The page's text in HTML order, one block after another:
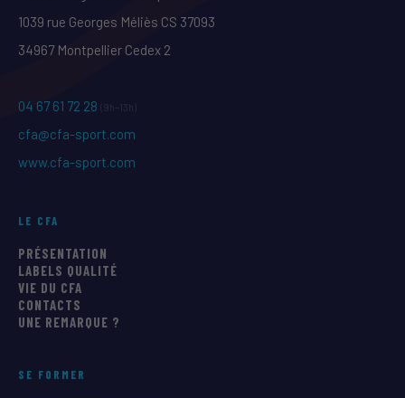
1039 rue Georges Méliès CS 37093
34967 Montpellier Cedex 2
04 67 61 72 28 (9h–13h)
cfa@cfa-sport.com
www.cfa-sport.com
LE CFA
PRÉSENTATION
LABELS QUALITÉ
VIE DU CFA
CONTACTS
UNE REMARQUE ?
SE FORMER